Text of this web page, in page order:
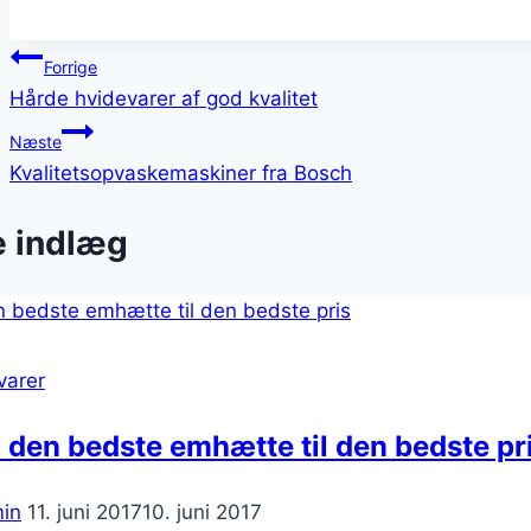
Indlægsnavigation
Forrige
Hårde hvidevarer af god kvalitet
Næste
Kvalitetsopvaskemaskiner fra Bosch
indlæg
den bedste emhætte til den bedste
11. juni 201710. juni 2017